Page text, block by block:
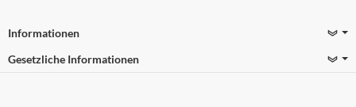
Informationen
Gesetzliche Informationen